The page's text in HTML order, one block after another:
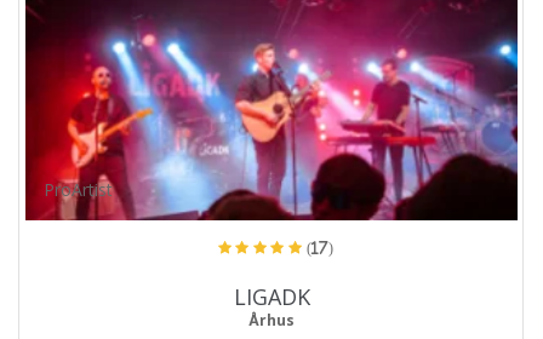
ProArtist
(17)
LIGADK
Århus